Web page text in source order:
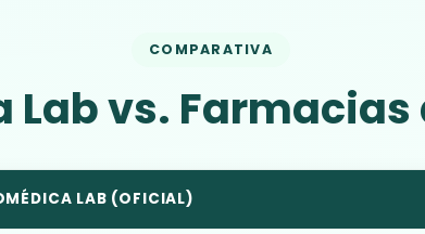
COMPARATIVA
Lab vs. Farmacias
LAB (OFICIAL)